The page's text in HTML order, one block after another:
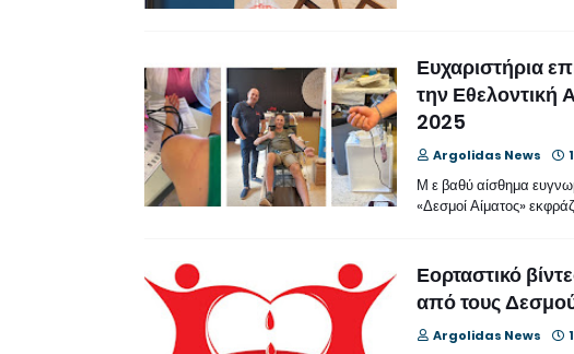
Ευχαριστήρια
την Εθελοντική
2025
Argolidas News
Μ ε βαθύ αίσθημα
«Δεσμοί Αίματος»
Εορταστικό
από τους
Argolidas News